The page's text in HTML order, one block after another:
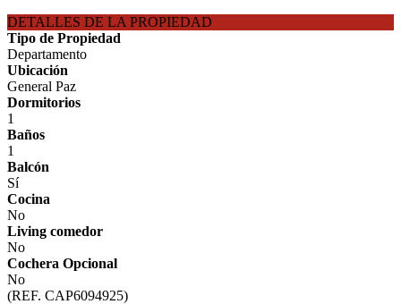
DETALLES DE LA PROPIEDAD
Tipo de Propiedad
Departamento
Ubicación
General Paz
Dormitorios
1
Baños
1
Balcón
Sí
Cocina
No
Living comedor
No
Cochera Opcional
No
(REF. CAP6094925)